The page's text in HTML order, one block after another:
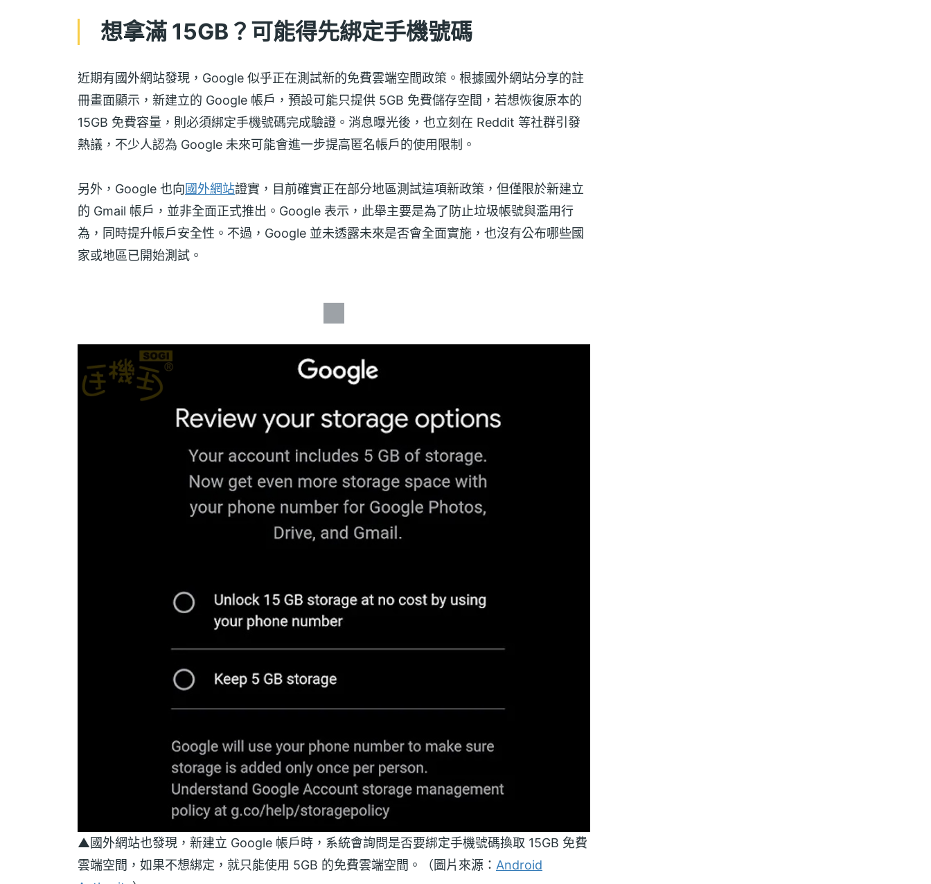
想拿滿 15GB？可能得先綁定手機號碼
近期有國外網站發現，Google 似乎正在測試新的免費雲端空間政策。根據國外網站分享的註
冊畫面顯示，新建立的 Google 帳戶，預設可能只提供 5GB 免費儲存空間，若想恢復原本的
15GB 免費容量，則必須綁定手機號碼完成驗證。消息曝光後，也立刻在 Reddit 等社群引發
熱議，不少人認為 Google 未來可能會進一步提高匿名帳戶的使用限制。
另外，Google 也向國外網站證實，目前確實正在部分地區測試這項新政策，但僅限於新建立
的 Gmail 帳戶，並非全面正式推出。Google 表示，此舉主要是為了防止垃圾帳號與濫用行
為，同時提升帳戶安全性。不過，Google 並未透露未來是否會全面實施，也沒有公布哪些國
家或地區已開始測試。
▲國外網站也發現，新建立 Google 帳戶時，系統會詢問是否要綁定手機號碼換取 15GB 免費
雲端空間，如果不想綁定，就只能使用 5GB 的免費雲端空間。（圖片來源： Android